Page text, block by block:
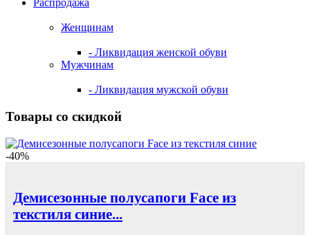
Распродажа
Женщинам
- Ликвидация женской обуви
Мужчинам
- Ликвидация мужской обуви
Товары со скидкой
-40%
Демисезонные полусапоги Face из
текстиля синие...